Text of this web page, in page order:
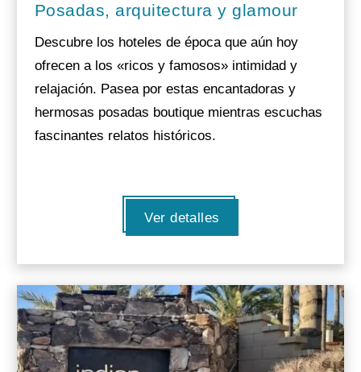
Posadas, arquitectura y glamour
Descubre los hoteles de época que aún hoy
ofrecen a los «ricos y famosos» intimidad y
relajación. Pasea por estas encantadoras y
hermosas posadas boutique mientras escuchas
fascinantes relatos históricos.
Ver detalles